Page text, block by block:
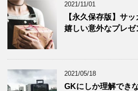
2021/11/01
【永久保存版】サ
嬉しい意外なプレゼ
2021/05/18
GKにしか理解でき